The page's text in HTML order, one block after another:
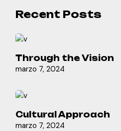
Recent Posts
Through the Vision
marzo 7, 2024
Cultural Approach
marzo 7, 2024